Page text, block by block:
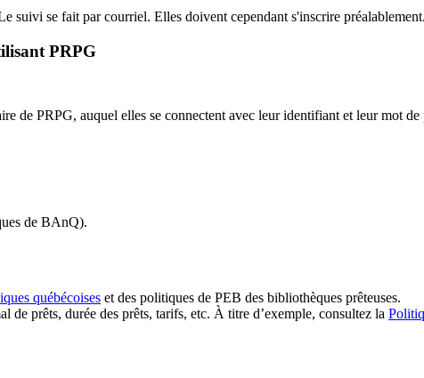
suivi se fait par courriel. Elles doivent cependant s'inscrire préalablement.
PRPG
de PRPG, auquel elles se connectent avec leur identifiant et leur mot de
de BAnQ).
québécoises et des politiques de PEB des bibliothèques prêteuses.
de prêts, durée des prêts, tarifs, etc. À titre d’exemple, consultez la